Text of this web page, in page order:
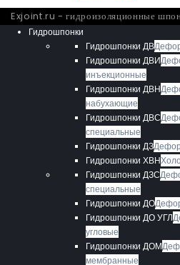
Exjoint.ru - гидроизоляционные
Гидрошпонки
Гидрошпонки ДВ
Гидрошпонки ДВИ
инъекционные
Гидрошпонки ДВН
набухающие
Гидрошпонки ДВС
специальные
Гидрошпонки ДЗ
Гидрошпонки ХВН
Гидрошпонки ДЗС
специальные
Гидрошпонки ДО
Гидрошпонки ДО УГЛ
угловые
Гидрошпонки ДОМ
мембранные